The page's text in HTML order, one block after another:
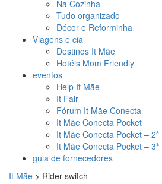
Na Cozinha
Tudo organizado
Décor e Reforminha
Viagens e cia
Destinos It Mãe
Hotéis Mom Friendly
eventos
Help It Mãe
It Fair
Fórum It Mãe Conecta
It Mãe Conecta Pocket
It Mãe Conecta Pocket – 2ª
It Mãe Conecta Pocket – 3ª
guia de fornecedores
It Mãe > Rider switch